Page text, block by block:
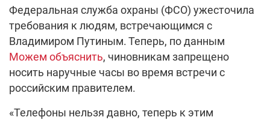
Федеральная служба охраны (ФСО) ужесточила
требования к людям, встречающимся с
Владимиром Путиным. Теперь, по данным
Можем объяснить, чиновникам запрещено
носить наручные часы во время встречи с
российским правителем.
«Телефоны нельзя давно, теперь к этим